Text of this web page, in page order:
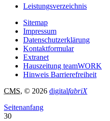
Leistungsverzeichnis
Sitemap
Impressum
Datenschutzerklärung
Kontaktformular
Extranet
Hauszeitung teamWORK
Hinweis Barrierefreiheit
CMS, © 2026 digitalfabriX
Seitenanfang
30